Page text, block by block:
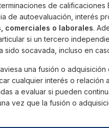
de calificaciones
de autoevaluación, interés
comerciales o laborales.
si un tercero
socavada, incluso en
una fusión o
cualquier interés o relación
a evaluar si pueden
vez que la fusión o